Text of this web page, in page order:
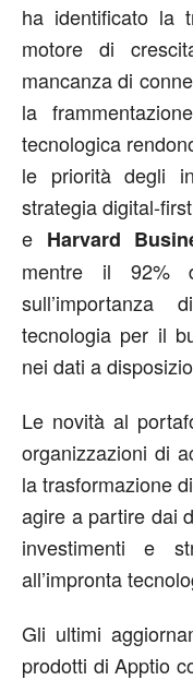
ha identificato la
motore di
mancanza di
la
tecnologica
le priorità degli
strategia digital-
e Harvard
mentre il 92%
tecnologia per il
nei dati a
Le novità al
organizzazioni di
la trasformazione
agire a partire dai
investimenti e
all’impronta
Gli ultimi
prodotti di Apptio